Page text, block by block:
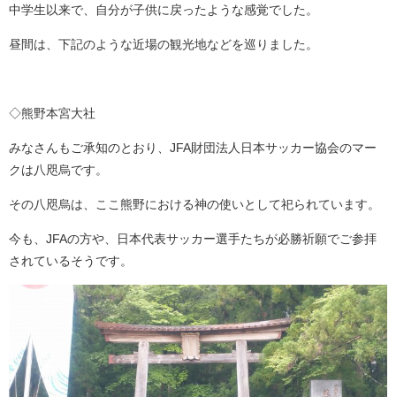
中学生以来で、自分が子供に戻ったような感覚でした。
昼間は、下記のような近場の観光地などを巡りました。
◇熊野本宮大社
みなさんもご承知のとおり、JFA財団法人日本サッカー協会のマー
クは八咫烏です。
その八咫烏は、ここ熊野における神の使いとして祀られています。
今も、JFAの方や、日本代表サッカー選手たちが必勝祈願でご参拝
されているそうです。